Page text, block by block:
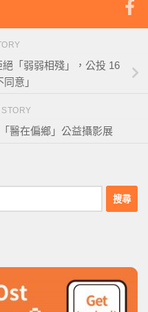
「弱弱相殘」，公投 16
意」
醫在偏鄉」公益攝影展